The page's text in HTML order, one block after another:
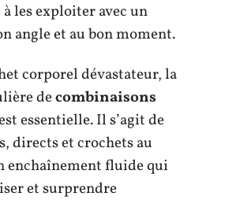
les exploiter avec un
angle et au bon moment.
corporel dévastateur, la
decombinaisons
essentielle. Il s’agit de
directs et crochets au
enchaînement fluide qui
et surprendre